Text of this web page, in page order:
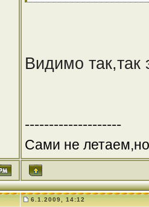
Видимо так,так
--------------------
Сами не
6.1.2009, 14:12